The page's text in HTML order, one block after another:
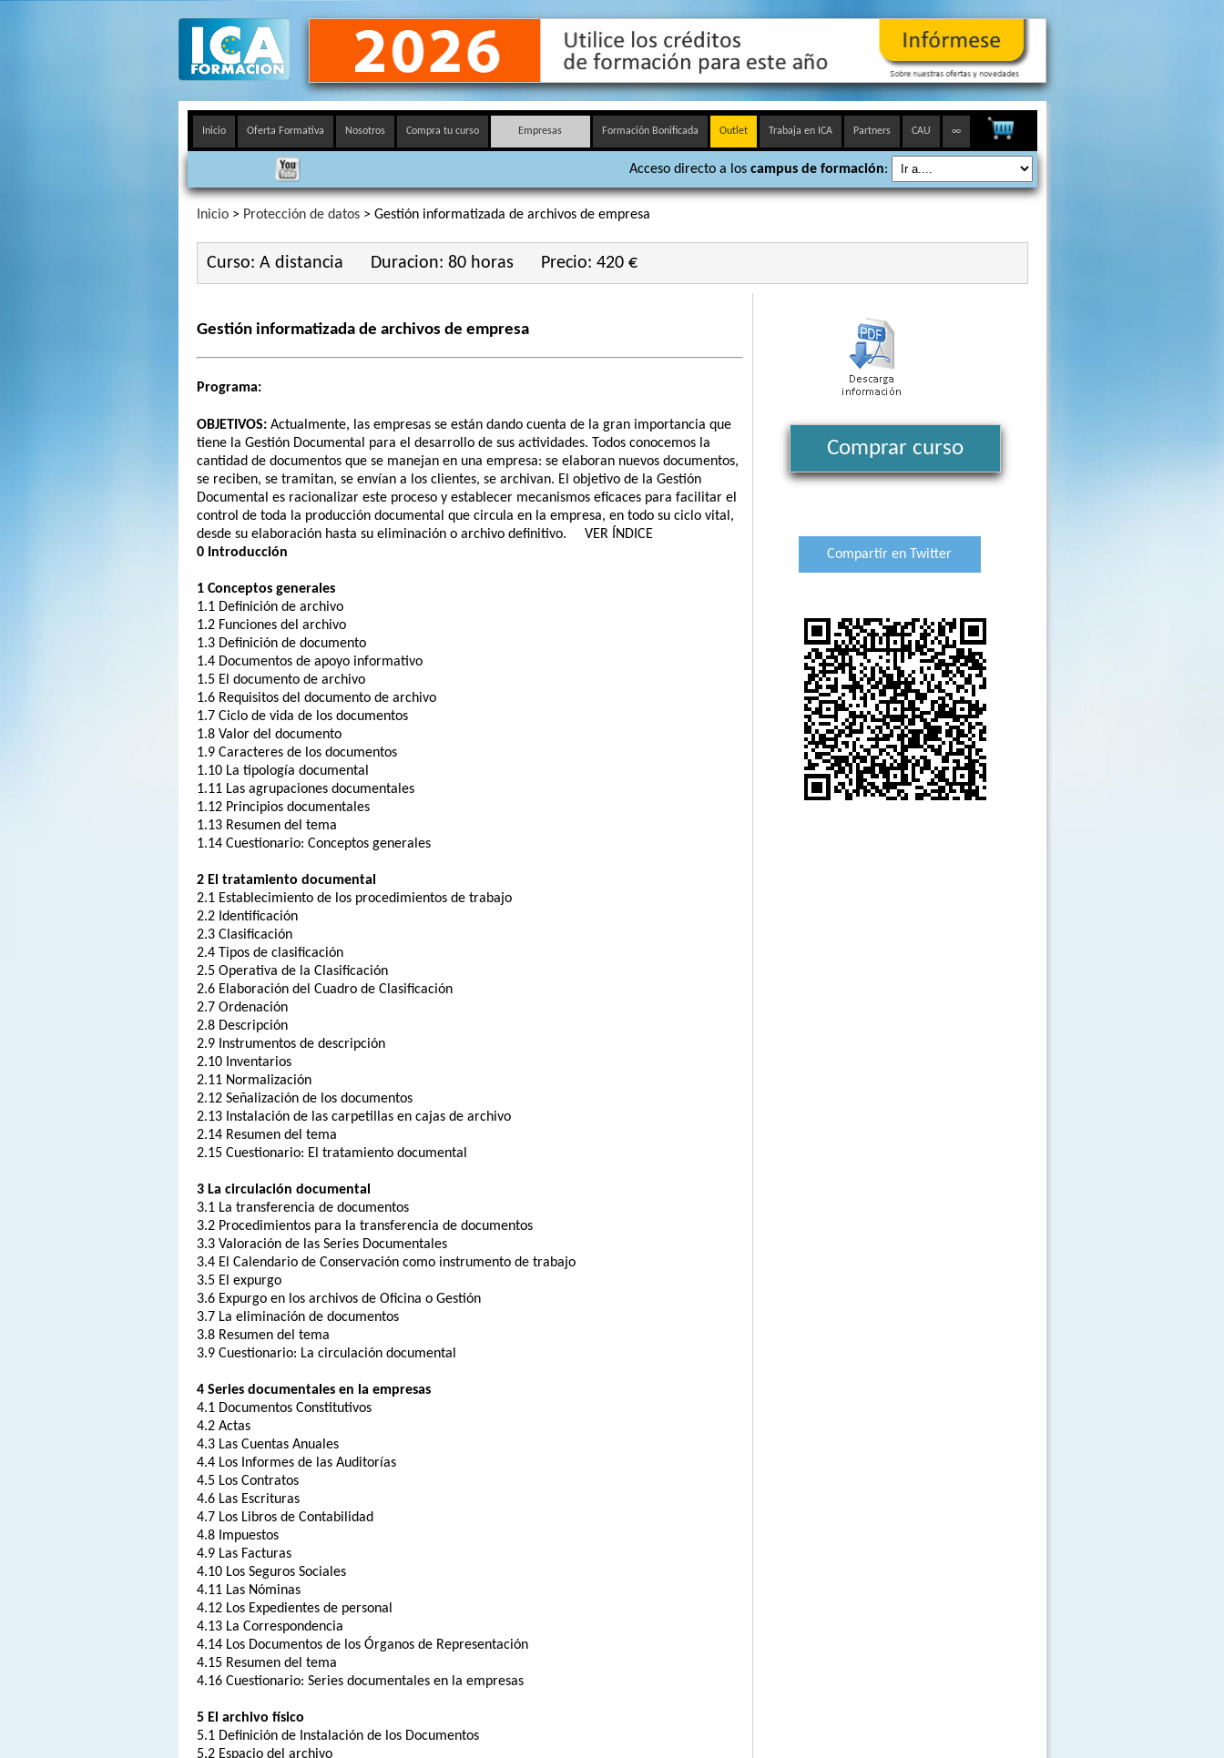
Inicio Oferta Formativa Nosotros Compra tu curso Empresas Formación Bonificada Outlet Trabaja en ICA Partners CAU ∞
Acceso directo a los campus de formación:
Inicio> Protección de datos> Gestión informatizada de archivos de empresa
Curso: A distancia Duracion: 80 horas Precio: 420 €
Gestión informatizada de archivos de empresa
Programa:
OBJETIVOS:Actualmente, las empresas se están dando cuenta de la gran importancia que
tiene la Gestión Documental para el desarrollo de sus actividades. Todos conocemos la
cantidad de documentos que se manejan en una empresa: se elaboran nuevos documentos,
se reciben, se tramitan, se envían a los clientes, se archivan. El objetivo de la Gestión
Documental es racionalizar este proceso y establecer mecanismos eficaces para facilitar el
control de toda la producción documental que circula en la empresa, en todo su ciclo vital,
desde su elaboración hasta su eliminación o archivo definitivo. VER ÍNDICE
0 Introducción
1 Conceptos generales
1.1 Definición de archivo
1.2 Funciones del archivo
1.3 Definición de documento
1.4 Documentos de apoyo informativo
1.5 El documento de archivo
1.6 Requisitos del documento de archivo
1.7 Ciclo de vida de los documentos
1.8 Valor del documento
1.9 Caracteres de los documentos
1.10 La tipología documental
1.11 Las agrupaciones documentales
1.12 Principios documentales
1.13 Resumen del tema
1.14 Cuestionario: Conceptos generales
2 El tratamiento documental
2.1 Establecimiento de los procedimientos de trabajo
2.2 Identificación
2.3 Clasificación
2.4 Tipos de clasificación
2.5 Operativa de la Clasificación
2.6 Elaboración del Cuadro de Clasificación
2.7 Ordenación
2.8 Descripción
2.9 Instrumentos de descripción
2.10 Inventarios
2.11 Normalización
2.12 Señalización de los documentos
2.13 Instalación de las carpetillas en cajas de archivo
2.14 Resumen del tema
2.15 Cuestionario: El tratamiento documental
3 La circulación documental
3.1 La transferencia de documentos
3.2 Procedimientos para la transferencia de documentos
3.3 Valoración de las Series Documentales
3.4 El Calendario de Conservación como instrumento de trabajo
3.5 El expurgo
3.6 Expurgo en los archivos de Oficina o Gestión
3.7 La eliminación de documentos
3.8 Resumen del tema
3.9 Cuestionario: La circulación documental
4 Series documentales en la empresas
4.1 Documentos Constitutivos
4.2 Actas
4.3 Las Cuentas Anuales
4.4 Los Informes de las Auditorías
4.5 Los Contratos
4.6 Las Escrituras
4.7 Los Libros de Contabilidad
4.8 Impuestos
4.9 Las Facturas
4.10 Los Seguros Sociales
4.11 Las Nóminas
4.12 Los Expedientes de personal
4.13 La Correspondencia
4.14 Los Documentos de los Órganos de Representación
4.15 Resumen del tema
4.16 Cuestionario: Series documentales en la empresas
5 El archivo físico
5.1 Definición de Instalación de los Documentos
5.2 Espacio del archivo
Comprar curso
Compartir en Twitter